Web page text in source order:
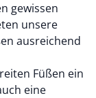
gewissen
unsere
ausreichend
Füßen ein
eine